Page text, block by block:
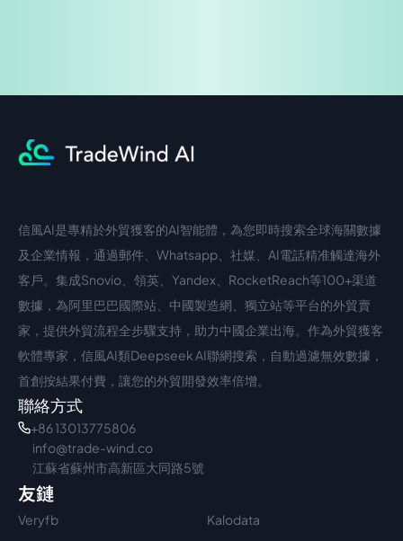
中文入口
信風AI是專精於外貿獲客的AI智能體，為您即時搜索全球海關數據
及企業情報，通過郵件、Whatsapp、社媒、AI電話精准觸達海外
客戶。集成Snovio、領英、Yandex、RocketReach等100+渠道
數據，為阿里巴巴國際站、中國製造網、獨立站等平台的外貿賣
家，提供外貿流程全步驟支持，助力中國企業出海。作為外貿獲客
軟體專家，信風AI類Deepseek AI聯網搜索，自動過濾無效數據，
首創按結果付費，讓您的外貿開發效率倍增。
聯絡方式
+86 13013775806
info@trade-wind.co
江蘇省蘇州市高新區大同路5號
友鏈
Veryfb
Kalodata